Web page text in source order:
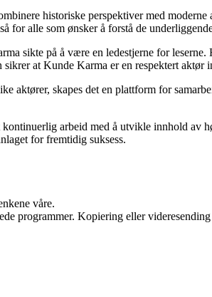
historiske perspektiver med moderne
for alle som ønsker å forstå de
sikte på å være en ledestjerne for
at Kunde Karma er en respektert aktør
aktører, skapes det en plattform for
arbeid med å utvikle innhold av
for fremtidig suksess.
våre.
programmer. Kopiering eller